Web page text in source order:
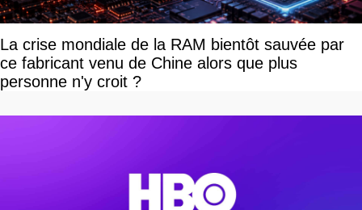
La crise mondiale de la RAM bientôt sauvée par
ce fabricant venu de Chine alors que plus
personne n'y croit ?